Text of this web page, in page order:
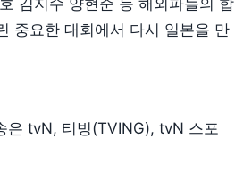
중요한 대회에서 다시 일본을 만
은 tvN, 티빙(TVING), tvN 스포